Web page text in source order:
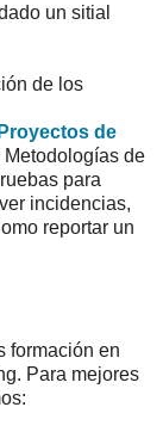
un sitial
de los
de
de
para
incidencias,
reportar un
formación en
Para mejores